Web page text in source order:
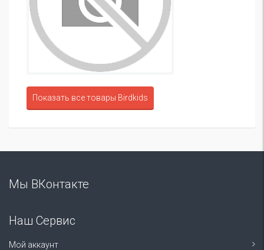
Показать все товары Birdkids
Мы ВКонтакте
Наш Сервис
Мой аккаунт